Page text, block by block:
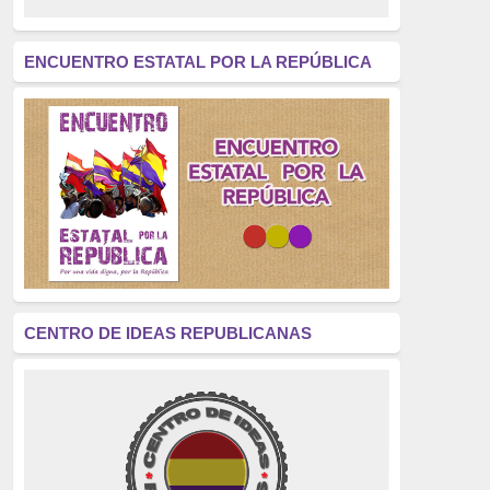
América Latina
(305)
Exhumación
(304)
Golpe de Estado
(304)
Brigadas Internacionales
(303)
pensamiento
(294)
Revisionismo
(289)
La Transición
(275)
educación pública
(270)
La Izquierda
(260)
ENCUENTRO ESTATAL POR LA REPÚBLICA
CENTRO DE IDEAS REPUBLICANAS